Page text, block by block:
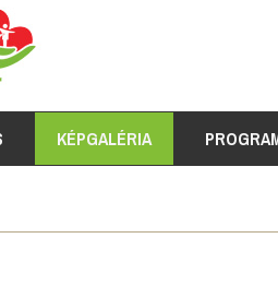
KÉPGALÉRIA